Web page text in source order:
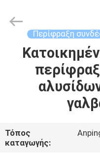
ΣΠΊΤΙ
ΠΡΟΪΌΝΤΑ
ΕΜΕΊΣ
προμηθευτής.
Copyright
Περίφραξη
Τόπος
καταγωγής: